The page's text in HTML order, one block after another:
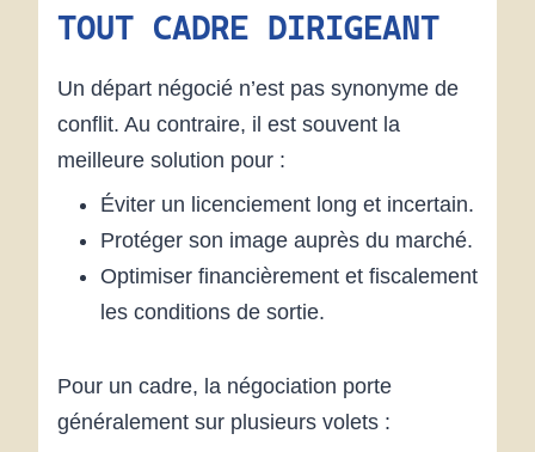
TOUT CADRE DIRIGEANT
Un départ négocié n’est pas synonyme de
conflit. Au contraire, il est souvent la
meilleure solution pour :
Éviter un licenciement long et incertain.
Protéger son image auprès du marché.
Optimiser financièrement et fiscalement
les conditions de sortie.
Pour un cadre, la négociation porte
généralement sur plusieurs volets :